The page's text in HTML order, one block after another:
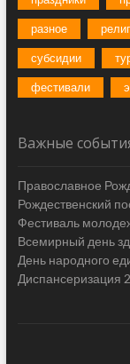
разное
субсидии
фестивали
Важные
Православное
Рождественский
Фестиваль
Всемирный день
День народного
Диспансеризация